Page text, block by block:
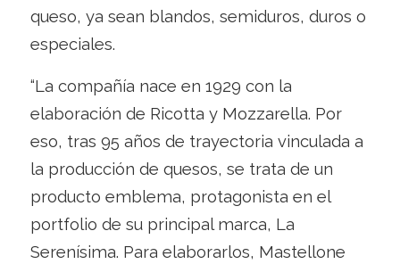
queso, ya sean blandos, semiduros, duros o
especiales.
“La compañía nace en 1929 con la
elaboración de Ricotta y Mozzarella. Por
eso, tras 95 años de trayectoria vinculada a
la producción de quesos, se trata de un
producto emblema, protagonista en el
portfolio de su principal marca, La
Serenísima. Para elaborarlos, Mastellone